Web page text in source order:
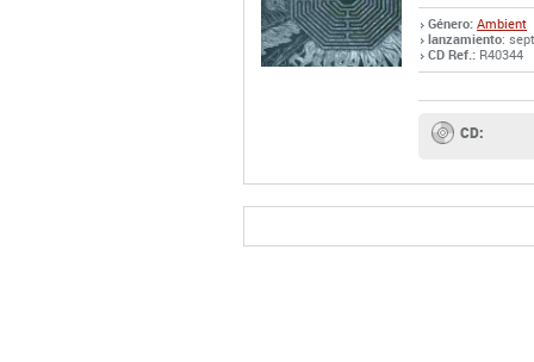
Género: Ambient
lanzamiento:
CD Ref.: R40344
CD: